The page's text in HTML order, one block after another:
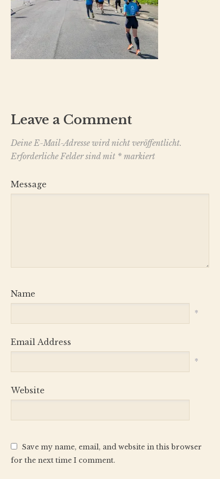
Leave a Comment
Deine E-Mail-Adresse wird nicht veröffentlicht.
Erforderliche Felder sind mit *markiert
Message
Name
*
Email Address
*
Website
Save my name, email, and website in this browser
for the next time I comment.